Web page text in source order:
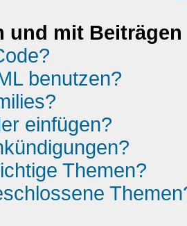
und mit
benutzen?
einfügen?
Themen?